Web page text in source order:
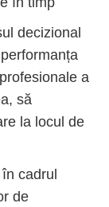
decizional
a
să
la locul de
cadrul
de